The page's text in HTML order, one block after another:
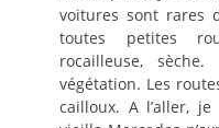
voitures sont rares
toutes petites
rocailleuse,
végétation. Les
cailloux. A l’aller,